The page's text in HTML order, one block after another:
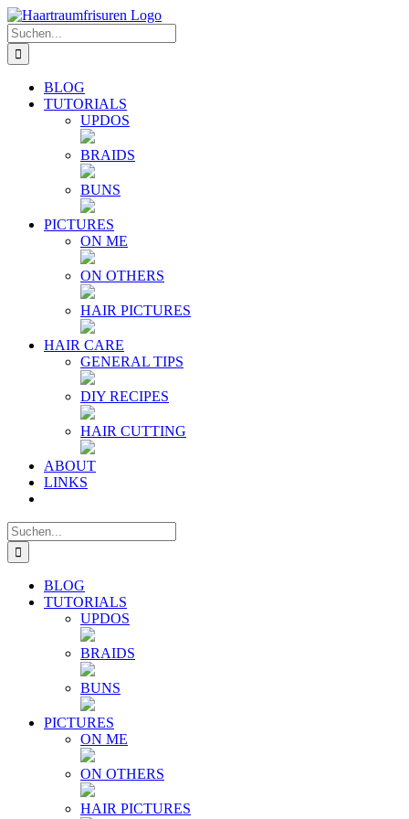
Zum
Inhalt
springen
E-
Mail
YouTube
Instagram
Facebook
Twitter
Suche
nach:
BLOG
TUTORIALS
UPDOS
BRAIDS
BUNS
PICTURES
ON ME
ON OTHERS
HAIR PICTURES
HAIR CARE
GENERAL TIPS
DIY RECIPES
HAIR CUTTING
ABOUT
LINKS
Suche
nach:
BLOG
TUTORIALS
UPDOS
BRAIDS
BUNS
PICTURES
ON ME
ON OTHERS
HAIR PICTURES